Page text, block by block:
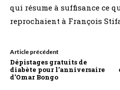
qui résume à suffisance ce
reprochaient à François
Article précédent
Dépistages gratuits de
diabète pour l’anniversaire
d’Omar Bongo